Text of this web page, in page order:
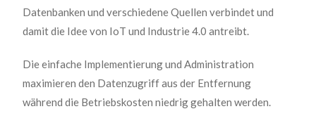
Datenbanken und verschiedene Quellen verbindet und
damit die Idee von IoT und Industrie 4.0 antreibt.
Die einfache Implementierung und Administration
maximieren den Datenzugriff aus der Entfernung
während die Betriebskosten niedrig gehalten werden.